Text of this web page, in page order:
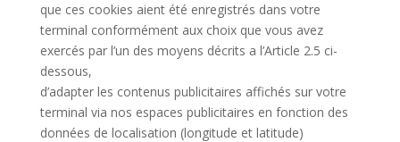
que ces cookies aient été enregistrés dans votre
terminal conformément aux choix que vous avez
exercés par l’un des moyens décrits a l’Article 2.5 ci-
dessous,
d’adapter les contenus publicitaires affichés sur votre
terminal via nos espaces publicitaires en fonction des
données de localisation (longitude et latitude)